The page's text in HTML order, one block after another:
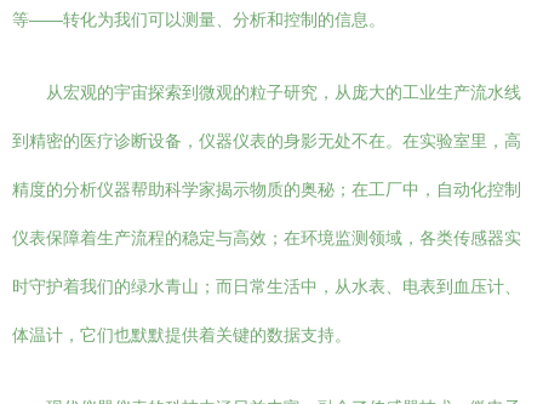
等——转化为我们可以测量、分析和控制的信息。
从宏观的宇宙探索到微观的粒子研究，从庞大的工业生产流水线
到精密的医疗诊断设备，仪器仪表的身影无处不在。在实验室里，高
精度的分析仪器帮助科学家揭示物质的奥秘；在工厂中，自动化控制
仪表保障着生产流程的稳定与高效；在环境监测领域，各类传感器实
时守护着我们的绿水青山；而日常生活中，从水表、电表到血压计、
体温计，它们也默默提供着关键的数据支持。